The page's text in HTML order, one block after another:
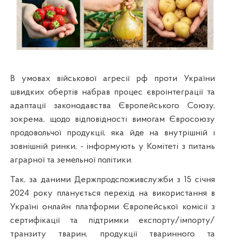
В умовах військової агресії рф проти України
швидких обертів набрав процес євроінтеграції та
адаптації законодавства Європейського Союзу,
зокрема, щодо відповідності вимогам Євросоюзу
продовольчої продукції, яка йде на внутрішній і
зовнішній ринки, - інформують у Комітеті з питань
аграрної та земельної політики.
Так, за даними Держпродспоживслужби з 15 січня
2024 року планується перехід на використання в
Україні онлайн платформи Європейської комісії з
сертифікації та підтримки експорту/імпорту/
транзиту тварин, продукції тваринного та